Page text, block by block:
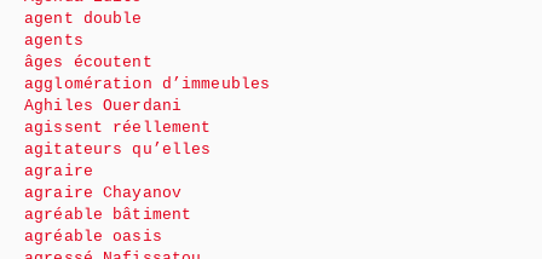
agent double
agents
âges écoutent
agglomération d’immeubles
Aghiles Ouerdani
agissent réellement
agitateurs qu’elles
agraire
agraire Chayanov
agréable bâtiment
agréable oasis